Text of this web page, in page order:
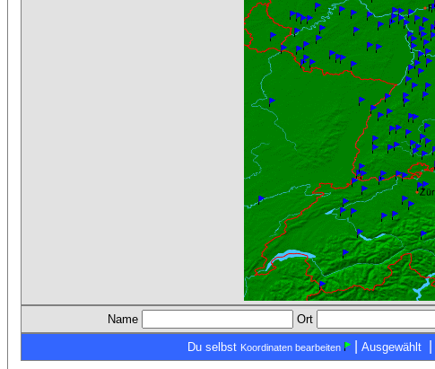
Name Ort
Du selbst Koordinaten bearbeiten | Ausgewählt